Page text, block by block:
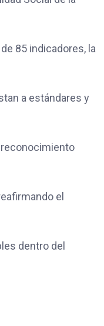
85 indicadores, la
a estándares y
el
dentro del